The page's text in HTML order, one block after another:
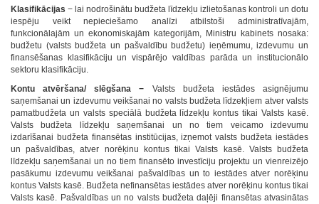
Klasifikācijas − lai nodrošinātu budžeta līdzekļu izlietošanas kontroli un dotu
iespēju veikt nepieciešamo analīzi atbilstoši administratīvajām,
funkcionālajām un ekonomiskajām kategorijām, Ministru kabinets nosaka:
budžetu (valsts budžeta un pašvaldību budžetu) ieņēmumu, izdevumu un
finansēšanas klasifikāciju un vispārējo valdības parāda un institucionālo
sektoru klasifikāciju.
Kontu atvēršana/ slēgšana − Valsts budžeta iestādes asignējumu
saņemšanai un izdevumu veikšanai no valsts budžeta līdzekļiem atver valsts
pamatbudžeta un valsts speciālā budžeta līdzekļu kontus tikai Valsts kasē.
Valsts budžeta līdzekļu saņemšanai un no tiem veicamo izdevumu
izdarīšanai budžeta finansētas institūcijas, izņemot valsts budžeta iestādes
un pašvaldības, atver norēķinu kontus tikai Valsts kasē. Valsts budžeta
līdzekļu saņemšanai un no tiem finansēto investīciju projektu un vienreizējo
pasākumu izdevumu veikšanai pašvaldības un to iestādes atver norēķinu
kontus Valsts kasē. Budžeta nefinansētas iestādes atver norēķinu kontus tikai
Valsts kasē. Pašvaldības un no valsts budžeta daļēji finansētas atvasinātas